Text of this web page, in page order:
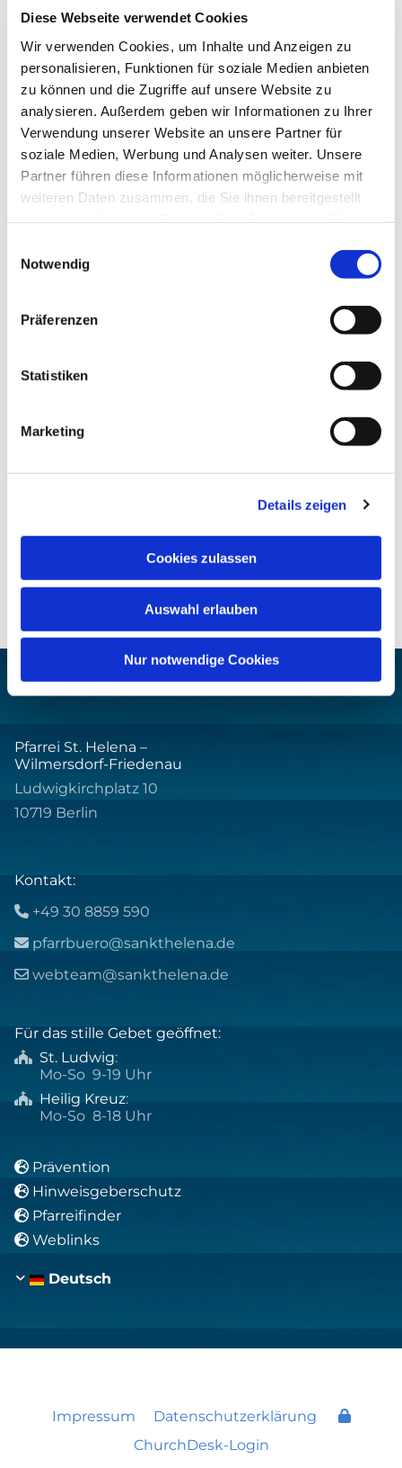
Diese Webseite verwendet Cookies
Wir verwenden Cookies, um Inhalte und Anzeigen zu
personalisieren, Funktionen für soziale Medien anbieten
zu können und die Zugriffe auf unsere Website zu
analysieren. Außerdem geben wir Informationen zu Ihrer
Verwendung unserer Website an unsere Partner für
soziale Medien, Werbung und Analysen weiter. Unsere
Partner führen diese Informationen möglicherweise mit
weiteren Daten zusammen, die Sie ihnen bereitgestellt
Notwendig
Präferenzen
Statistiken
Marketing
Details zeigen
Cookies zulassen
Auswahl erlauben
Nur notwendige Cookies
Dies könnte Sie auch
interessieren
Pfarrei St. Helena –
Wilmersdorf-Friedenau
Ludwigkirchplatz 10
10719 Berlin
Kontakt:
 +49 30 8859 590
 pfarrbuero@sankthelena.de
 webteam@sankthelena.de
Für das stille Gebet geöffnet:
 St. Ludwig:
Mo-So 9-19 Uhr
 Heilig Kreuz:
Mo-So 8-18 Uhr
 Prävention
 Hinweisgeberschutz
 Pfarreifinder
 Weblinks
Deutsch
Impressum
Datenschutzerklärung
ChurchDesk-Login